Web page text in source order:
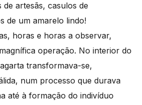
de artesãs, casulos de
de um amarelo lindo!
horas e horas a observar,
operação. No interior do
transformava-se,
num processo que durava
até à formação do indivíduo